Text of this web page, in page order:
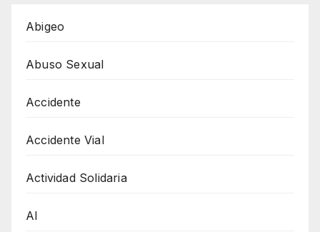
Abigeo
Abuso Sexual
Accidente
Accidente Vial
Actividad Solidaria
AI